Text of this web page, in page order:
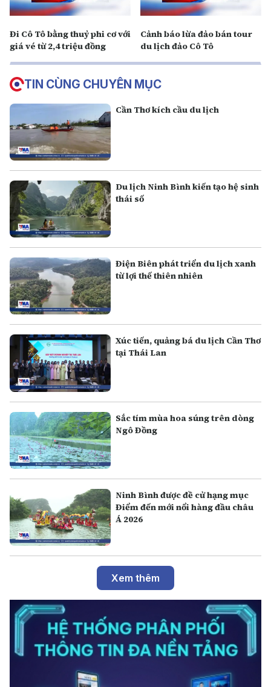
Đi Cô Tô bằng thuỷ phi cơ với
giá vé từ 2,4 triệu đồng
Cảnh báo lừa đảo bán tour
du lịch đảo Cô Tô
TIN CÙNG CHUYÊN MỤC
Cần Thơ kích cầu du lịch
Du lịch Ninh Bình kiến tạo hệ sinh
thái số
Điện Biên phát triển du lịch xanh
từ lợi thế thiên nhiên
Xúc tiến, quảng bá du lịch Cần Thơ
tại Thái Lan
Sắc tím mùa hoa súng trên dòng
Ngô Đồng
Ninh Bình được đề cử hạng mục
Điểm đến mới nổi hàng đầu châu
Á 2026
Xem thêm